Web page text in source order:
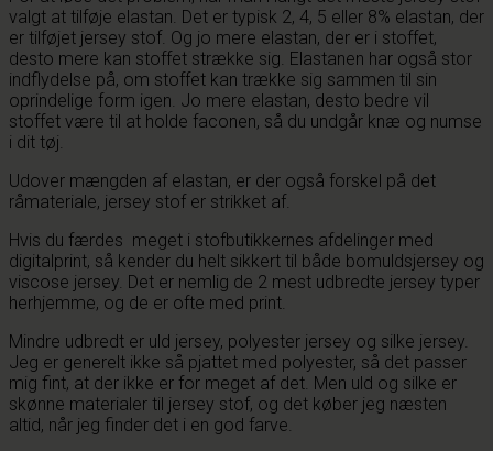
valgt at tilføje elastan. Det er typisk 2, 4, 5 eller 8% elastan, der
er tilføjet jersey stof. Og jo mere elastan, der er i stoffet,
desto mere kan stoffet strække sig. Elastanen har også stor
indflydelse på, om stoffet kan trække sig sammen til sin
oprindelige form igen. Jo mere elastan, desto bedre vil
stoffet være til at holde faconen, så du undgår knæ og numse
i dit tøj.
Udover mængden af elastan, er der også forskel på det
råmateriale, jersey stof er strikket af.
Hvis du færdes meget i stofbutikkernes afdelinger med
digitalprint, så kender du helt sikkert til både bomuldsjersey og
viscose jersey. Det er nemlig de 2 mest udbredte jersey typer
herhjemme, og de er ofte med print.
Mindre udbredt er uld jersey, polyester jersey og silke jersey.
Jeg er generelt ikke så pjattet med polyester, så det passer
mig fint, at der ikke er for meget af det. Men uld og silke er
skønne materialer til jersey stof, og det køber jeg næsten
altid, når jeg finder det i en god farve.